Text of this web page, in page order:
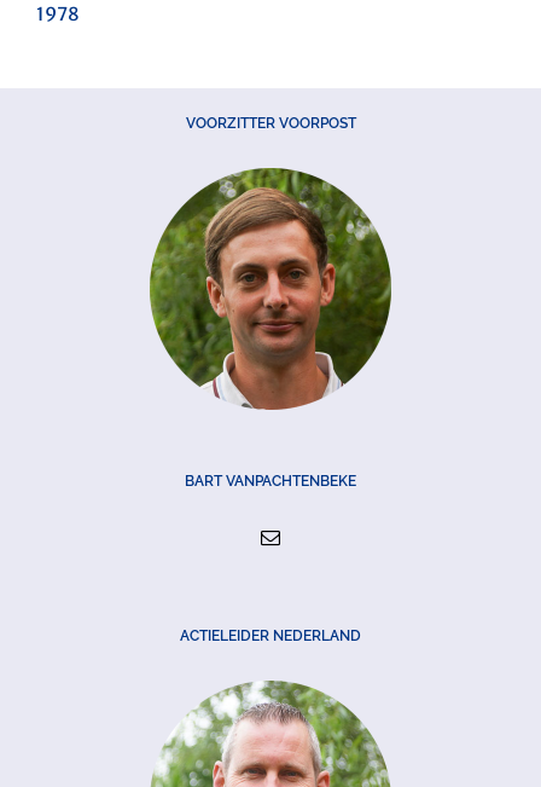
1978
VOORZITTER VOORPOST
BART VANPACHTENBEKE
ACTIELEIDER NEDERLAND